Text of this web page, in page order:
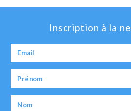
Inscription à la